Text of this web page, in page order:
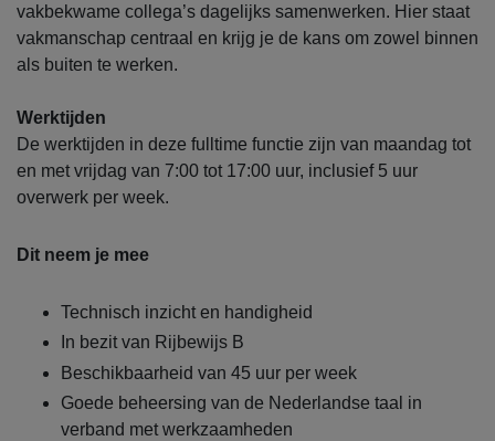
vakbekwame collega’s dagelijks samenwerken. Hier staat
vakmanschap centraal en krijg je de kans om zowel binnen
als buiten te werken.
Werktijden
De werktijden in deze fulltime functie zijn van maandag tot
en met vrijdag van 7:00 tot 17:00 uur, inclusief 5 uur
overwerk per week.
Dit neem je mee
Technisch inzicht en handigheid
In bezit van Rijbewijs B
Beschikbaarheid van 45 uur per week
Goede beheersing van de Nederlandse taal in
verband met werkzaamheden